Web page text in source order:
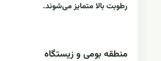
رطوبت بالا متمایز می‌شوند.
منطقه بومی و زیستگاه